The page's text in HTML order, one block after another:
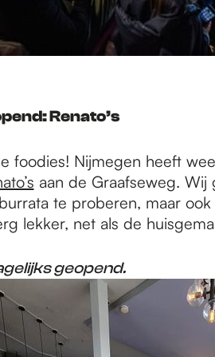
Renato’s
foodies! Nijmegen heeft
aan de Graafseweg.
te proberen, maar ook
lekker, net als de
geopend.